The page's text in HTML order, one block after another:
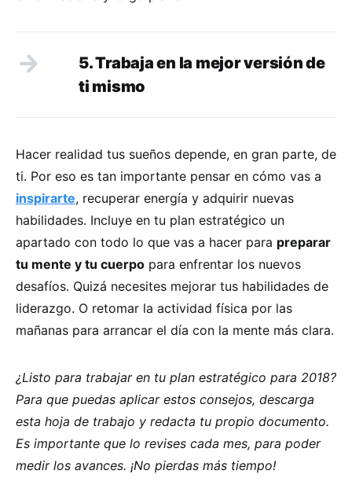
5. Trabaja en la mejor versión de
ti mismo
Hacer realidad tus sueños depende, en gran parte, de
ti. Por eso es tan importante pensar en cómo vas a
inspirarte, recuperar energía y adquirir nuevas
habilidades. Incluye en tu plan estratégico un
apartado con todo lo que vas a hacer para preparar
tu mente y tu cuerpo para enfrentar los nuevos
desafíos. Quizá necesites mejorar tus habilidades de
liderazgo. O retomar la actividad física por las
mañanas para arrancar el día con la mente más clara.
¿Listo para trabajar en tu plan estratégico para 2018?
Para que puedas aplicar estos consejos, descarga
esta hoja de trabajo y redacta tu propio documento.
Es importante que lo revises cada mes, para poder
medir los avances. ¡No pierdas más tiempo!